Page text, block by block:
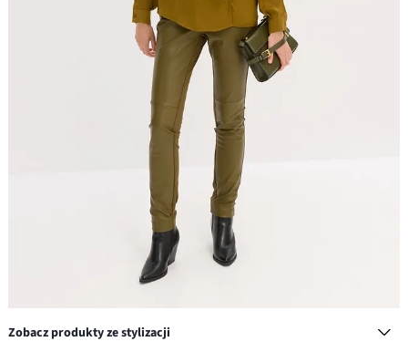
Zobacz produkty ze stylizacji